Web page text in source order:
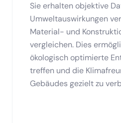
Sie erhalten objektive
Umweltauswirkungen
Material- und
vergleichen. Dies
ökologisch optimierte
treffen und die
Gebäudes gezielt zu